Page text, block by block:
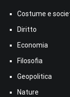
Costume e
Diritto
Economia
Filosofia
Geopolitica
Nature